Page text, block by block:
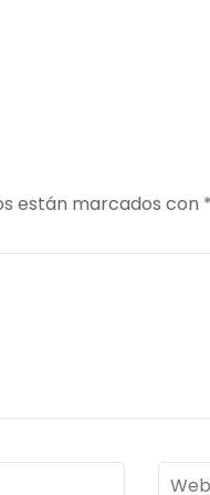
están marcados con
Web